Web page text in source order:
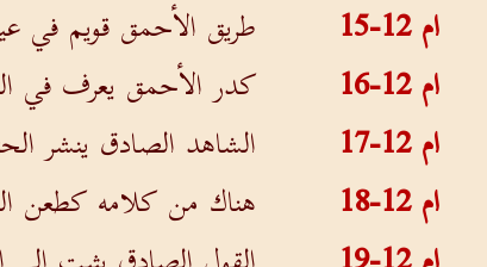
ام 12-15
طريق الأحمق قويم في
ام 12-16
كدر الأحمق يعرف في
ام 12-17
الشاهد الصادق ينشر
ام 12-18
هناك من كلامه كطعن